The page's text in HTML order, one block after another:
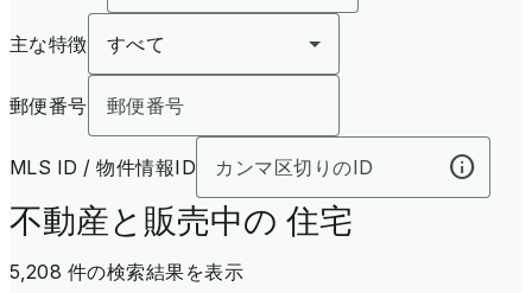
主な特徴 すべて
郵便番号
MLS ID / 物件情報ID
不動産と販売中の 住宅
5,208 件の検索結果を表示